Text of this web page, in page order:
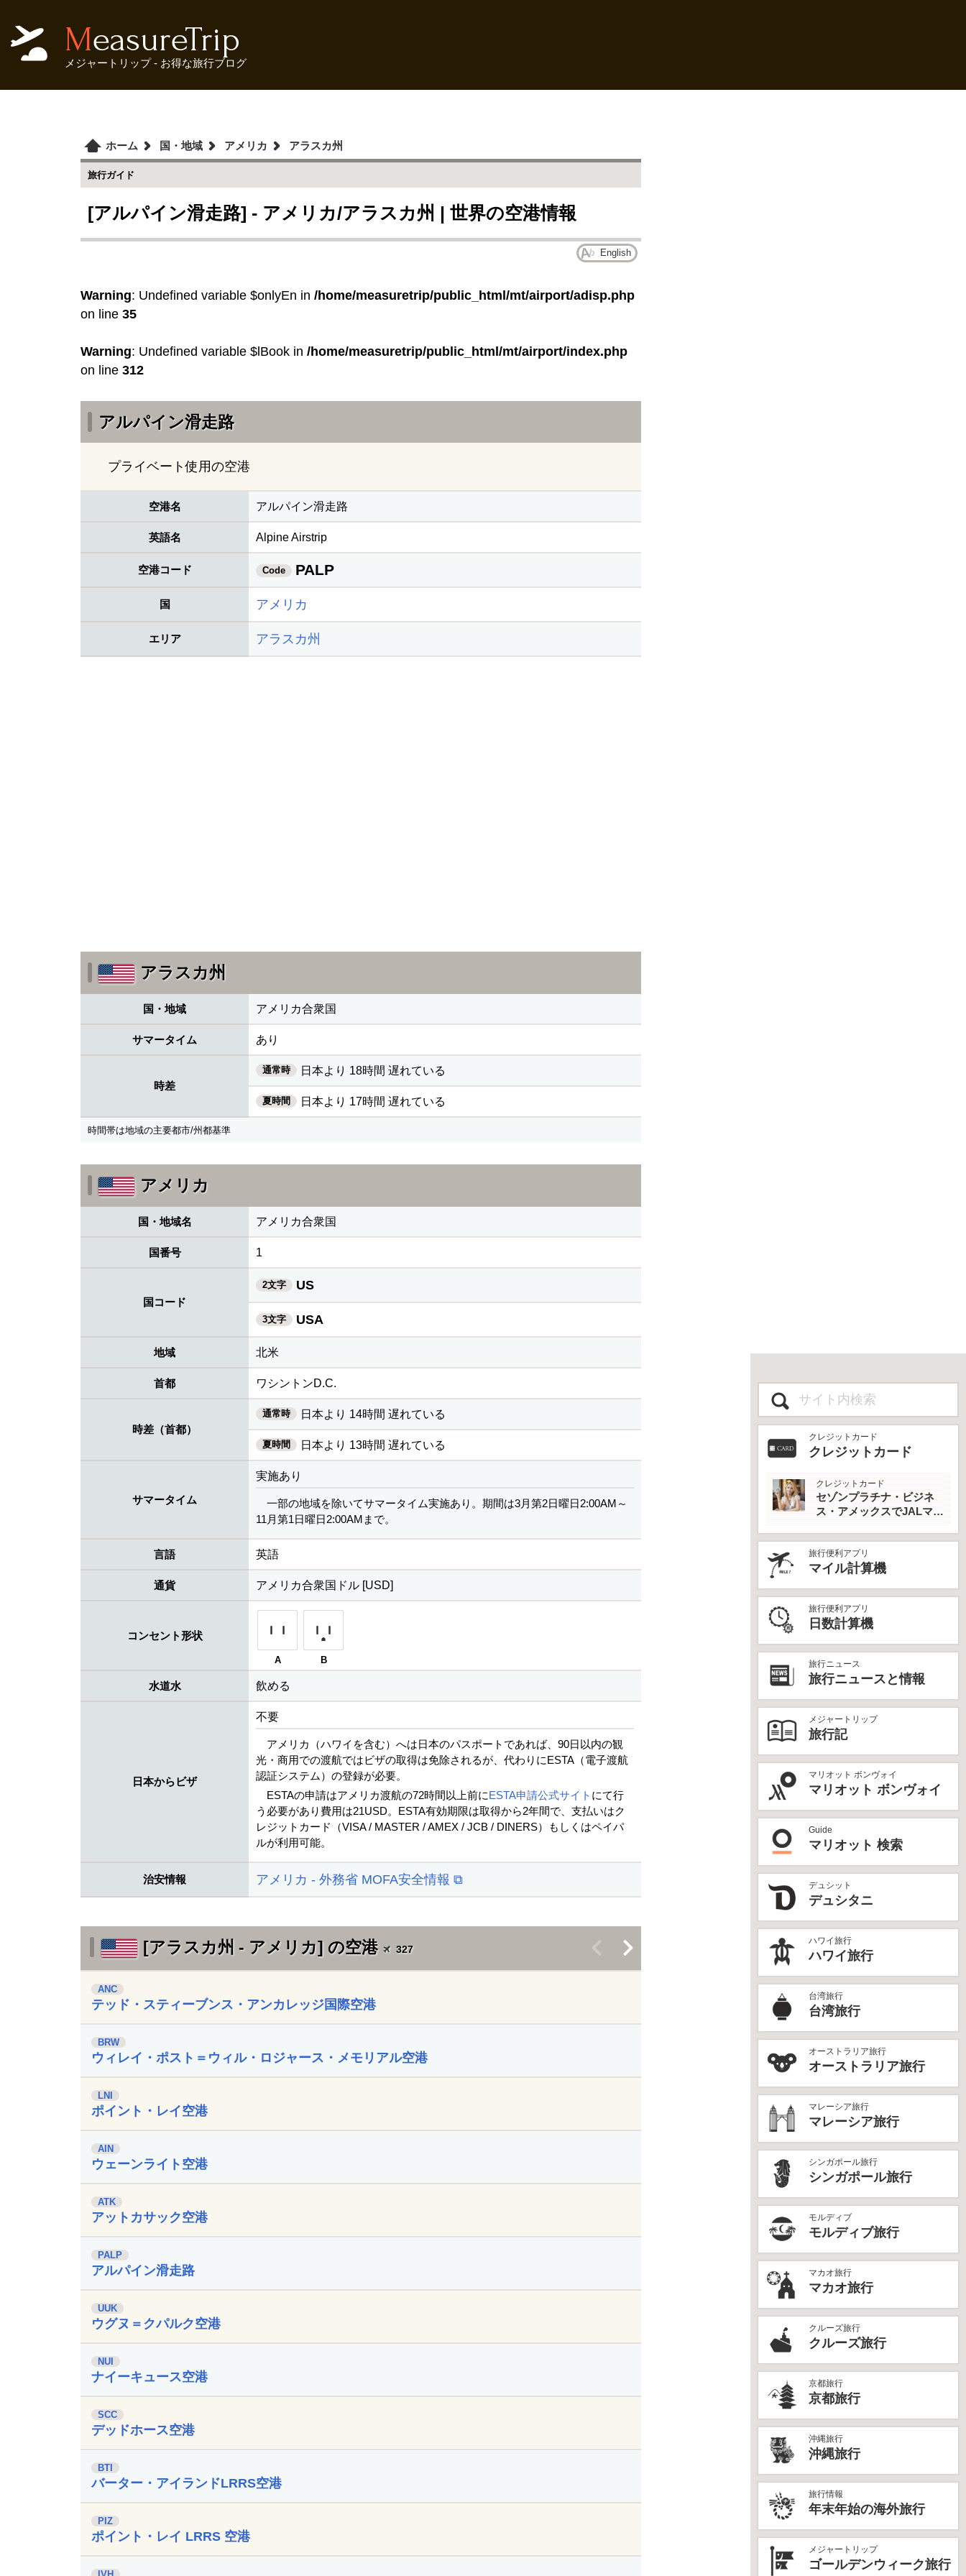
MeasureTrip
メジャートリップ - お得な旅行ブログ
ホーム 国・地域 アメリカ アラスカ州
旅行ガイド
[アルパイン滑走路] - アメリカ/アラスカ州 | 世界の空港情報
English
Warning: Undefined variable $onlyEn in /home/measuretrip/public_html/mt/airport/adisp.php
on line 35
Warning: Undefined variable $lBook in /home/measuretrip/public_html/mt/airport/index.php
on line 312
アルパイン滑走路
プライベート使用の空港
空港名 アルパイン滑走路
英語名 Alpine Airstrip
空港コード Code PALP
国 アメリカ
エリア アラスカ州
アラスカ州
国・地域 アメリカ合衆国
サマータイム あり
時差
通常時 日本より 18時間 遅れている
夏時間 日本より 17時間 遅れている
時間帯は地域の主要都市/州都基準
アメリカ
国・地域名 アメリカ合衆国
国番号 1
国コード
2文字 US
3文字 USA
地域 北米
首都 ワシントンD.C.
時差（首都）
通常時 日本より 14時間 遅れている
夏時間 日本より 13時間 遅れている
サマータイム
実施あり
一部の地域を除いてサマータイム実施あり。期間は3月第2日曜日2:00AM～
11月第1日曜日2:00AMまで。
言語 英語
通貨 アメリカ合衆国ドル [USD]
コンセント形状
A B
水道水 飲める
日本からビザ
不要
アメリカ（ハワイを含む）へは日本のパスポートであれば、90日以内の観
光・商用での渡航ではビザの取得は免除されるが、代わりにESTA（電子渡航
認証システム）の登録が必要。
ESTAの申請はアメリカ渡航の72時間以上前にESTA申請公式サイト にて行
う必要があり費用は21USD。ESTA有効期限は取得から2年間で、支払いはク
レジットカード（VISA / MASTER / AMEX / JCB / DINERS）もしくはペイパ
ルが利用可能。
治安情報 アメリカ - 外務省 MOFA安全情報 ⧉
[アラスカ州 - アメリカ] の空港 327
ANC
テッド・スティーブンス・アンカレッジ国際空港
BRW
ウィレイ・ポスト＝ウィル・ロジャース・メモリアル空港
LNI
ポイント・レイ空港
AIN
ウェーンライト空港
ATK
アットカサック空港
PALP
アルパイン滑走路
UUK
ウグヌ＝クパルク空港
NUI
ナイーキュース空港
SCC
デッドホース空港
BTI
バーター・アイランドLRRS空港
PIZ
ポイント・レイ LRRS 空港
クレジットカード
クレジットカード
クレジットカード
セゾンプラチナ・ビジネ
ス・アメックスでJALマイ
を最大活用！
旅行便利アプリ
マイル計算機
旅行便利アプリ
日数計算機
旅行ニュース
旅行ニュースと情報
メジャートリップ
旅行記
マリオット ボンヴォイ
マリオット ボンヴォイ
Guide
マリオット 検索
デュシット
デュシタニ
ハワイ旅行
ハワイ旅行
台湾旅行
台湾旅行
オーストラリア旅行
オーストラリア旅行
マレーシア旅行
マレーシア旅行
シンガポール旅行
シンガポール旅行
モルディブ
モルディブ旅行
マカオ旅行
マカオ旅行
クルーズ旅行
クルーズ旅行
京都旅行
京都旅行
沖縄旅行
沖縄旅行
旅行情報
年末年始の海外旅行
メジャートリップ
ゴールデンウィーク旅行